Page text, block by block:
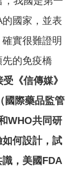
國家，並表
實很難證明
的免疫橋
《信傳媒》
國際藥品監管
WHO共同研
何設計，試
，美國FDA